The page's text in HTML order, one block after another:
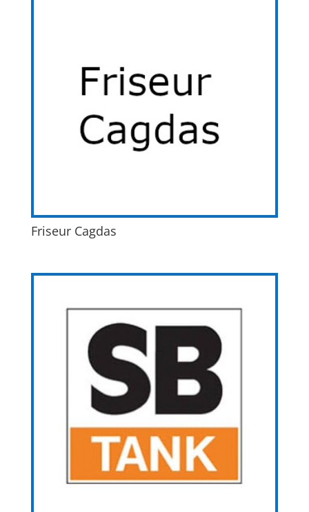
Friseur Cagdas